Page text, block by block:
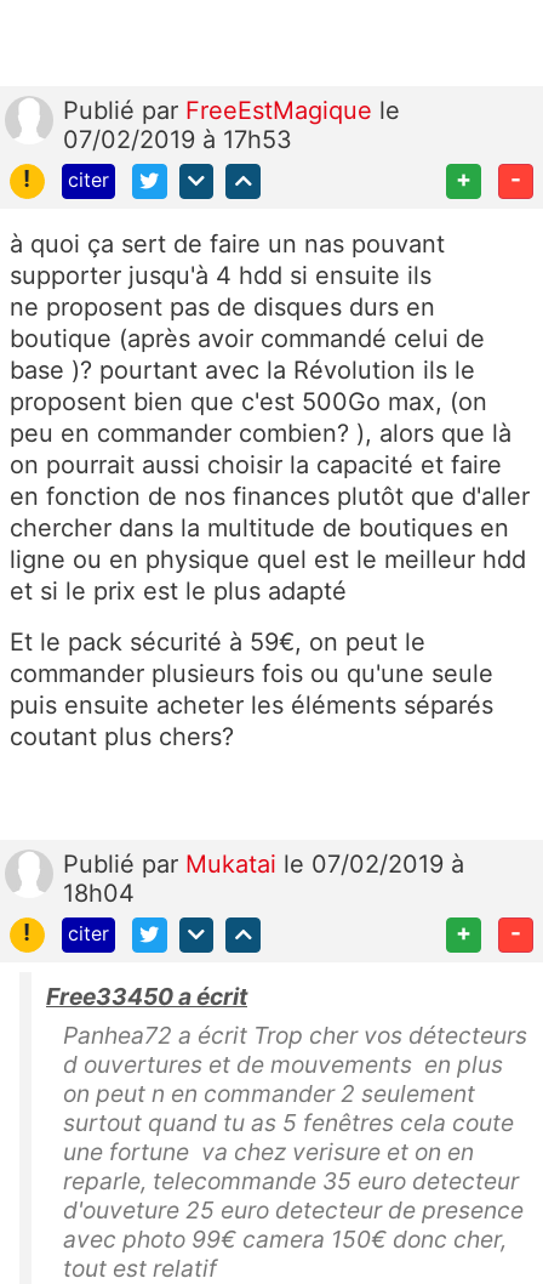
Publié par FreeEstMagique le
07/02/2019 à 17h53
!
citer + -
à quoi ça sert de faire un nas pouvant
supporter jusqu'à 4 hdd si ensuite ils
ne proposent pas de disques durs en
boutique (après avoir commandé celui de
base )? pourtant avec la Révolution ils le
proposent bien que c'est 500Go max, (on
peu en commander combien? ), alors que là
on pourrait aussi choisir la capacité et faire
en fonction de nos finances plutôt que d'aller
chercher dans la multitude de boutiques en
ligne ou en physique quel est le meilleur hdd
et si le prix est le plus adapté
Et le pack sécurité à 59€, on peut le
commander plusieurs fois ou qu'une seule
puis ensuite acheter les éléments séparés
coutant plus chers?
Publié par Mukatai le 07/02/2019 à
18h04
!
citer + -
Free33450 a écrit
Panhea72 a écrit Trop cher vos détecteurs
d ouvertures et de mouvements en plus
on peut n en commander 2 seulement
surtout quand tu as 5 fenêtres cela coute
une fortune va chez verisure et on en
reparle, telecommande 35 euro detecteur
d'ouveture 25 euro detecteur de presence
avec photo 99€ camera 150€ donc cher,
tout est relatif